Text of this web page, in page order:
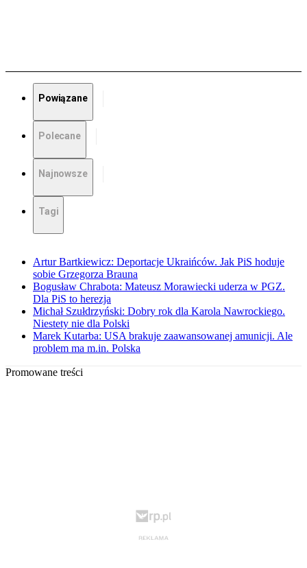
Powiązane
Polecane
Najnowsze
Tagi
Artur Bartkiewicz: Deportacje Ukraińców. Jak PiS hoduje
sobie Grzegorza Brauna
Bogusław Chrabota: Mateusz Morawiecki uderza w PGZ.
Dla PiS to herezja
Michał Szułdrzyński: Dobry rok dla Karola Nawrockiego.
Niestety nie dla Polski
Marek Kutarba: USA brakuje zaawansowanej amunicji. Ale
problem ma m.in. Polska
Promowane treści